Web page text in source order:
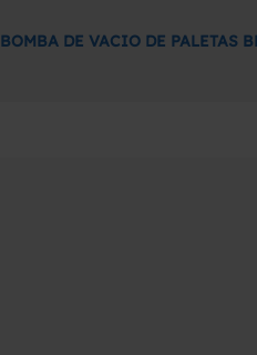
BOMBA DE VACIO DE PALETAS